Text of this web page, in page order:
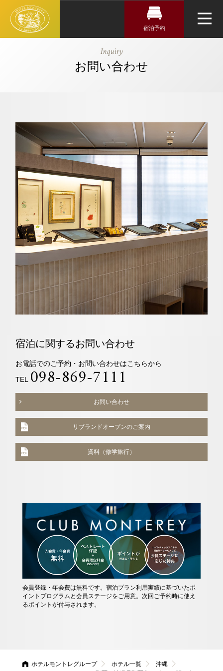
宿泊予約
Inquiry
お問い合わせ
宿泊に関するお問い合わせ
お電話でのご予約・お問い合わせはこちらから
TEL 098-869-7111
お問い合わせ
リブランドオープンのご案内
資料（修学旅行）
会員登録・年会費は無料です。宿泊プラン利用実績に基づいたポ
イントプログラムと会員ステージをご用意。次回ご予約時に使え
るポイントが付与されます。
ホテルモントレグループ ホテル一覧
沖縄
よくあるご質問
お問い合せ
オンラインショップ
トリ
ップ
アド
バイ
ザー
ユー
チュ
ーブ
イン
グラ
ム
ブッ
ク
クラブモントレ
求人情報
エリア別ホテル一覧
宿泊検索
チェックイン日がお決まりの方
チェックアウト
大人 2人 子供
1室
チェックイン日がお決まりでない方
宿泊予約確認・キャンセル